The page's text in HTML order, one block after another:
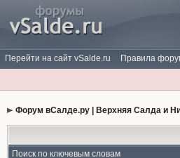
Перейти на сайт vSalde.ru Правила
Форум вСалде.ру | Верхняя Салда и
Поиск по ключевым словам